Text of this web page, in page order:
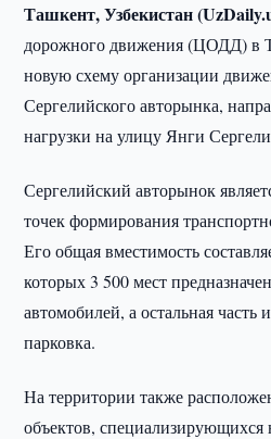
Ташкент, Узбекистан
дорожного движения (ЦОДД) в
новую схему организации
Сергелийского авторынка,
нагрузки на улицу Янги
Сергелийский авторынок
точек формирования
Его общая вместимость
которых 3 500 мест
автомобилей, а остальная часть
парковка.
На территории также
объектов, специализирующихся